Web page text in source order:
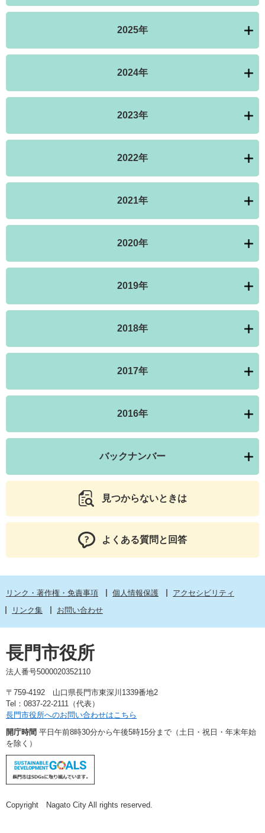
2025年
2024年
2023年
2022年
2021年
2020年
2019年
2018年
2017年
2016年
バックナンバー
見つからないときは
よくある質問と回答
リンク・著作権・免責事項 個人情報保護
アクセシビリティ
リンク集
お問い合わせ
長門市役所
法人番号5000020352110
〒759-4192 山口県長門市東深川1339番地2
Tel：0837-22-2111（代表）
長門市役所へのお問い合わせはこちら
開庁時間 平日午前8時30分から午後5時15分まで（土日・祝日・年末年始
を除く）
Copyright Nagato City All rights reserved.